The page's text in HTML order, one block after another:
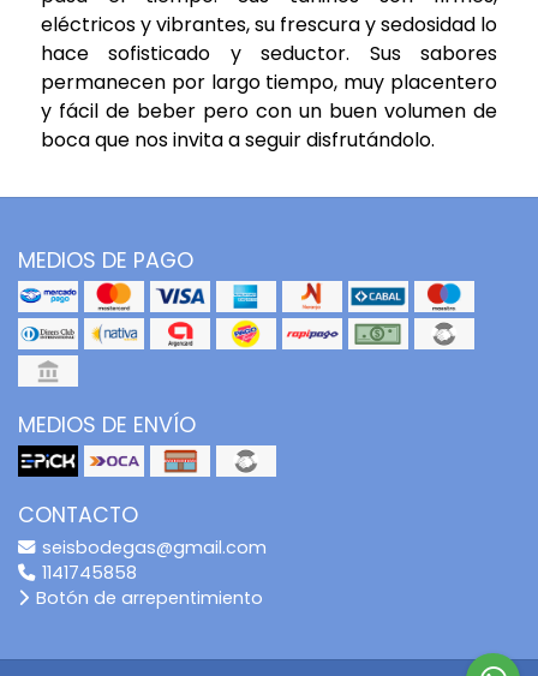
eléctricos y vibrantes, su frescura y sedosidad lo
hace sofisticado y seductor. Sus sabores
permanecen por largo tiempo, muy placentero
y fácil de beber pero con un buen volumen de
boca que nos invita a seguir disfrutándolo.
MEDIOS DE PAGO
MEDIOS DE ENVÍO
CONTACTO
seisbodegas@gmail.com
1141745858
Botón de arrepentimiento